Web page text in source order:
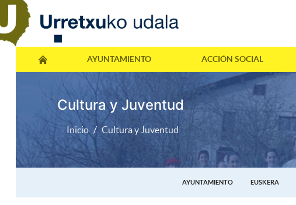
AYUNTAMIENTO ACCIÓN SOCIAL
Cultura y Juventud
Inicio Cultura y Juventud
AYUNTAMIENTO EUSKERA